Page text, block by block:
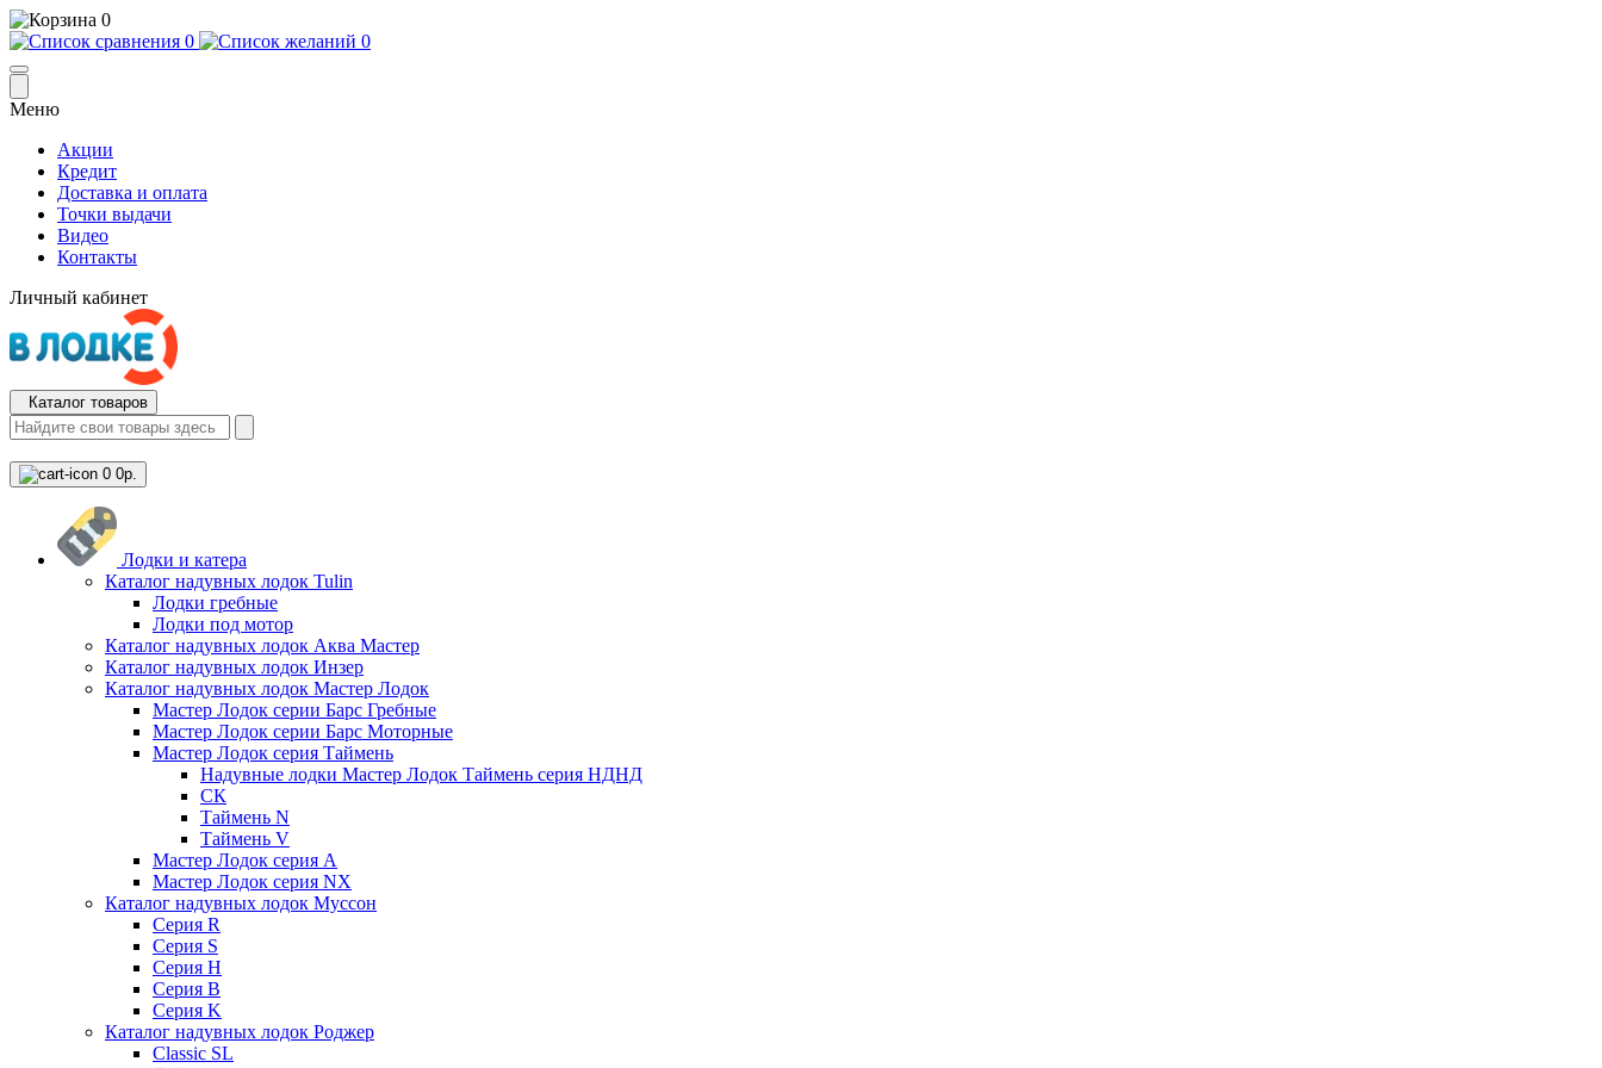
0
0
0
Меню
Акции
Кредит
Доставка и оплата
Точки выдачи
Видео
Контакты
Личный кабинет
Каталог товаров
0 0р.
Лодки и катера
Каталог надувных лодок Tulin
Лодки гребные
Лодки под мотор
Каталог надувных лодок Аква Мастер
Каталог надувных лодок Инзер
Каталог надувных лодок Мастер Лодок
Мастер Лодок серии Барс Гребные
Мастер Лодок серии Барс Моторные
Мастер Лодок серия Таймень
Надувные лодки Мастер Лодок Таймень серия НДНД
СК
Таймень N
Таймень V
Мастер Лодок серия А
Мастер Лодок серия NX
Каталог надувных лодок Муссон
Серия R
Серия S
Серия H
Серия B
Серия K
Каталог надувных лодок Роджер
Classic SL